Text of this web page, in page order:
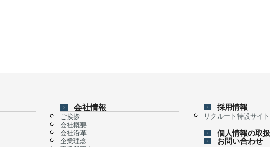
会社情報
ご挨拶
会社概要
会社沿革
企業理念
採用情報
リクルート特設サイト
個人情報の取
お問い合わせ